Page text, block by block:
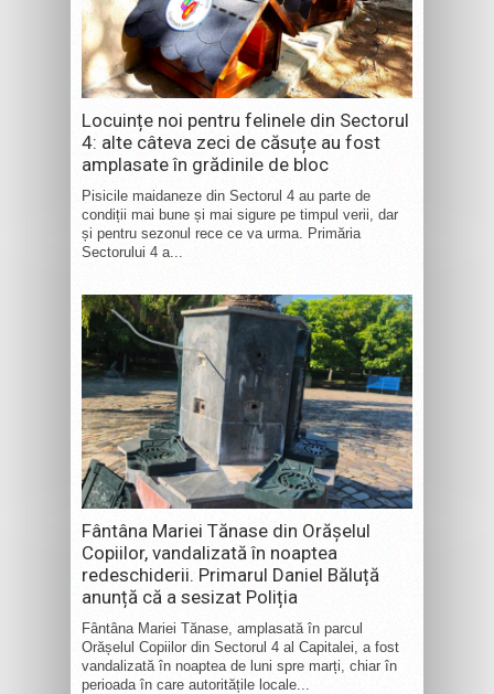
Locuințe noi pentru felinele din Sectorul
4: alte câteva zeci de căsuțe au fost
amplasate în grădinile de bloc
Pisicile maidaneze din Sectorul 4 au parte de
condiții mai bune și mai sigure pe timpul verii, dar
și pentru sezonul rece ce va urma. Primăria
Sectorului 4 a...
Fântâna Mariei Tănase din Orășelul
Copiilor, vandalizată în noaptea
redeschiderii. Primarul Daniel Băluță
anunță că a sesizat Poliția
Fântâna Mariei Tănase, amplasată în parcul
Orășelul Copiilor din Sectorul 4 al Capitalei, a fost
vandalizată în noaptea de luni spre marți, chiar în
perioada în care autoritățile locale...